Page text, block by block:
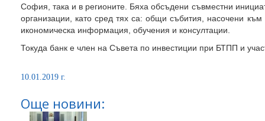
София, така и в регионите. Бяха обсъдени съвместни
организации, като сред тях са: общи събития, насочени
икономическа информация, обучения и консултации.
Токуда банк е член на Съвета по инвестиции при БТПП и
10.01.2019 г.
Още новини: